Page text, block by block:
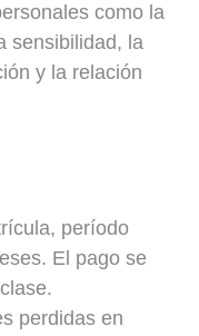
como la
sensibilidad, la
y la relación
período
El pago se
perdidas en